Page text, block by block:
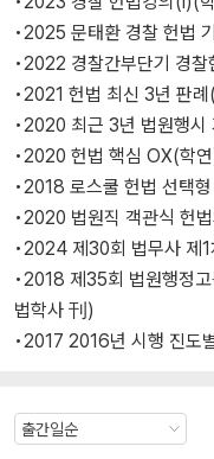
•2025 문태환 경찰 헌법
•2022 경찰간부단기 경찰
•2021 헌법 최신 3년 판례
•2020 최근 3년 법원행시
•2020 헌법 핵심 OX(학
•2018 로스쿨 헌법 선택
•2020 법원직 객관식 헌
•2024 제30회 법무사 제
•2018 제35회 법원행정
법학사 刊)
•2017 2016년 시행 진도